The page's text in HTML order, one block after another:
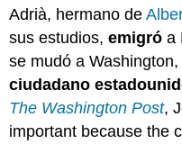
Adrià, hermano de
sus estudios,emigró a
se mudó a
ciudadano
The Washington Post,
important because the